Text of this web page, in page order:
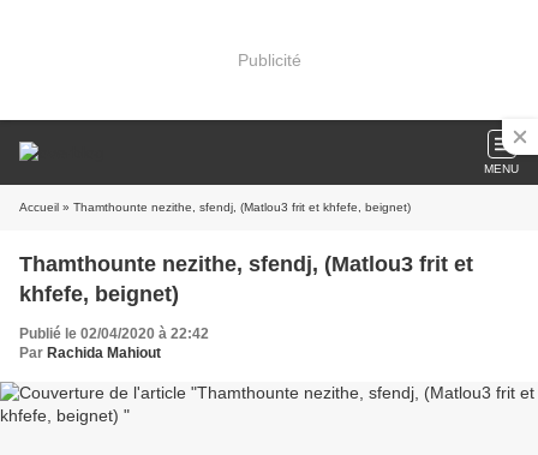
Publicité
MENU
Accueil » Thamthounte nezithe, sfendj, (Matlou3 frit et khfefe, beignet)
Thamthounte nezithe, sfendj, (Matlou3 frit et
khfefe, beignet)
Publié le 02/04/2020 à 22:42
Par Rachida Mahiout